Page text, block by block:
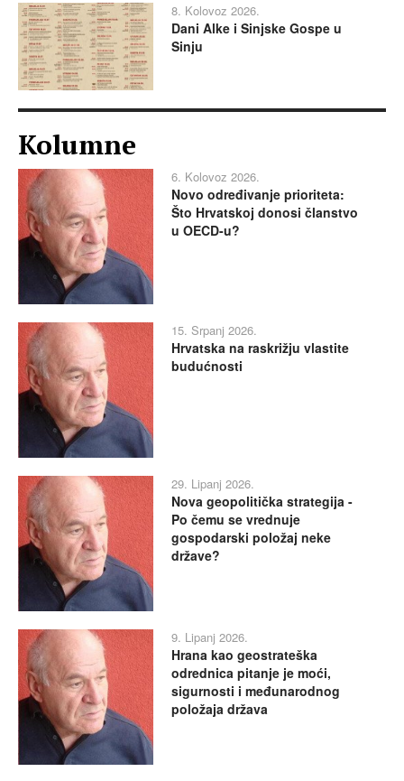
8. Kolovoz 2026.
Dani Alke i Sinjske Gospe u
Sinju
Kolumne
6. Kolovoz 2026.
Novo određivanje prioriteta:
Što Hrvatskoj donosi članstvo
u OECD-u?
15. Srpanj 2026.
Hrvatska na raskrižju vlastite
budućnosti
29. Lipanj 2026.
Nova geopolitička strategija -
Po čemu se vrednuje
gospodarski položaj neke
države?
9. Lipanj 2026.
Hrana kao geostrateška
odrednica pitanje je moći,
sigurnosti i međunarodnog
položaja država